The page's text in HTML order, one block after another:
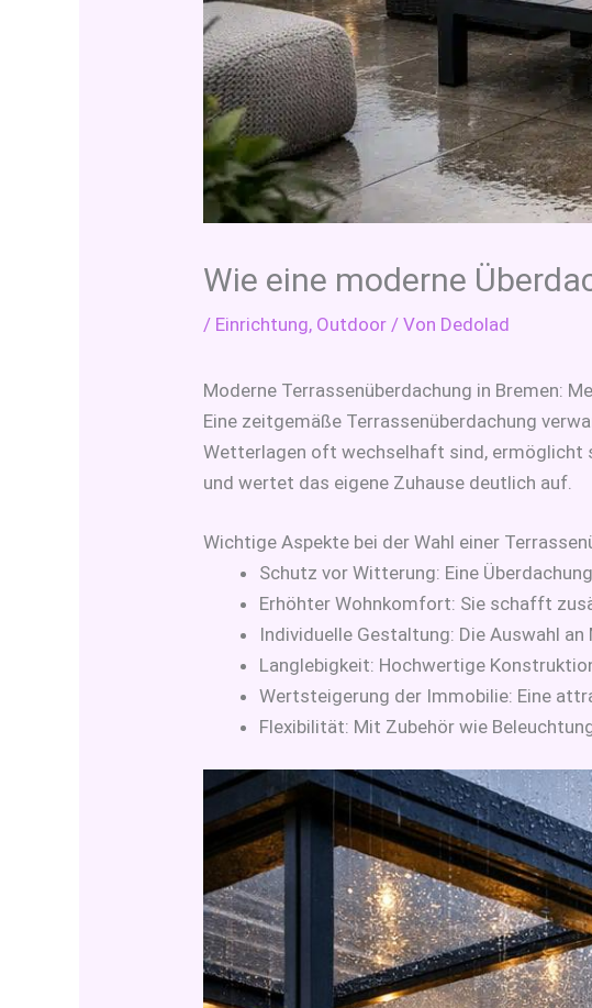
Wie eine moderne
/ Einrichtung, Outdoor / Von Dedolad
Moderne Terrassenüberdachung in Bremen:
Eine zeitgemäße Terrassenüberdachung
Wetterlagen oft wechselhaft sind, ermöglicht
und wertet das eigene Zuhause deutlich auf.
Wichtige Aspekte bei der Wahl einer
Schutz vor Witterung: Eine
Erhöhter Wohnkomfort: Sie schafft
Individuelle Gestaltung: Die Auswahl
Langlebigkeit: Hochwertige
Wertsteigerung der Immobilie: Eine
Flexibilität: Mit Zubehör wie